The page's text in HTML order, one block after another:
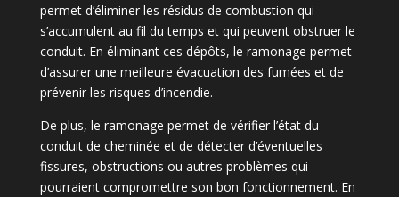
permet d’éliminer les résidus de combustion qui
s’accumulent au fil du temps et qui peuvent obstruer le
conduit. En éliminant ces dépôts, le ramonage permet
d’assurer une meilleure évacuation des fumées et de
prévenir les risques d’incendie.
De plus, le ramonage permet de vérifier l’état du
conduit de cheminée et de détecter d’éventuelles
fissures, obstructions ou autres problèmes qui
pourraient compromettre son bon fonctionnement. En